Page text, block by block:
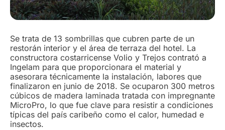
Se trata de 13 sombrillas que cubren parte de un
restorán interior y el área de terraza del hotel. La
constructora costarricense Volio y Trejos contrató a
Ingelam para que proporcionara el material y
asesorara técnicamente la instalación, labores que
finalizaron en junio de 2018. Se ocuparon 300 metros
cúbicos de madera laminada tratada con impregnante
MicroPro, lo que fue clave para resistir a condiciones
típicas del país caribeño como el calor, humedad e
insectos.